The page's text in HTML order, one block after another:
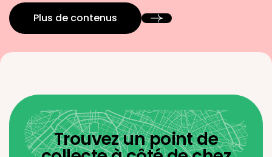
Plus de contenus
Trouvez un point de